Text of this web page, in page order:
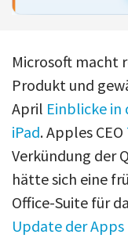
Microsoft macht
Produkt und
April Einblicke in
iPad. Apples CEO
Verkündung der
hätte sich eine
Office-Suite für
Update der Apps